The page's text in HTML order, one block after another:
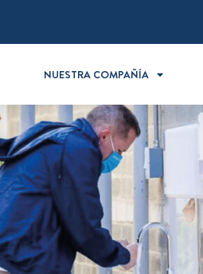
NUESTRA COMPAÑÍA